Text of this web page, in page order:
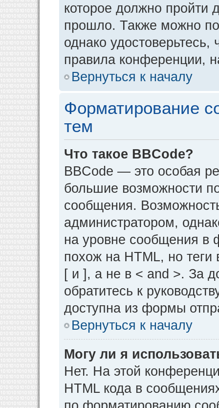
которое должно пройти
прошло. Также можно
однако
правила конференции,
Вернуться к началу
Форматирование
тем
Что такое BBCode?
BBCode — это особая
большие возможности
сообщения.
администратором,
на уровне сообщения в
похож на HTML, но теги
[ и ], а не в < and >. За
обратитесь к
доступна из формы
Вернуться к началу
Могу ли я
Нет. На этой
HTML кода в